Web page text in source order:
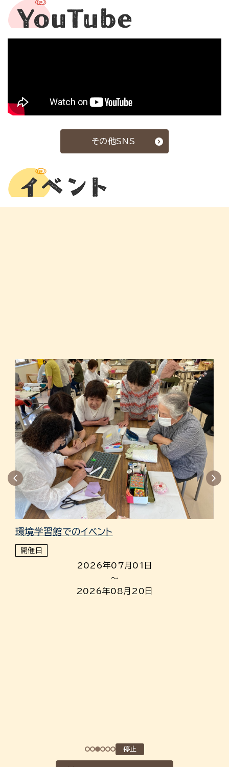
その他SNS
環境学習館でのイベント
開催日
2026年07月01日
～
2026年08月20日
停止